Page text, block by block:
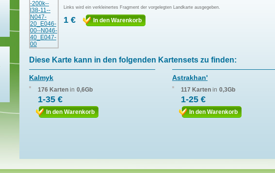
Links wird ein verkleinertes Fragment der vorgelegten Landkarte ausgegeben.
1 € In den Warenkorb
Diese Karte kann in den folgenden Kartensets zu finden:
Kalmyk
176 Karten in 0,6Gb
1-35 €
In den Warenkorb
Astrakhan'
117 Karten in 0,3Gb
1-25 €
In den Warenkorb